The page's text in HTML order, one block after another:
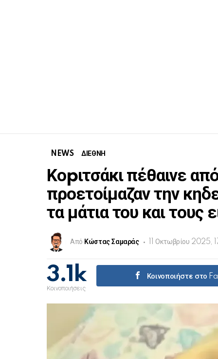
NEWS ΔΙΕΘΝΗ
Κοpιτσάκι πέθαινε
προετοίμαζαν την
τα μάτια του και τους
Από Κώστας Σαμαράς 11 Οκτωβρίου 2025,
3.1k
Κοινοποιήσεις
Κοινοποιήστε στο